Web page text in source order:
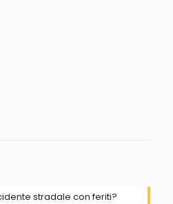
stradale con feriti?